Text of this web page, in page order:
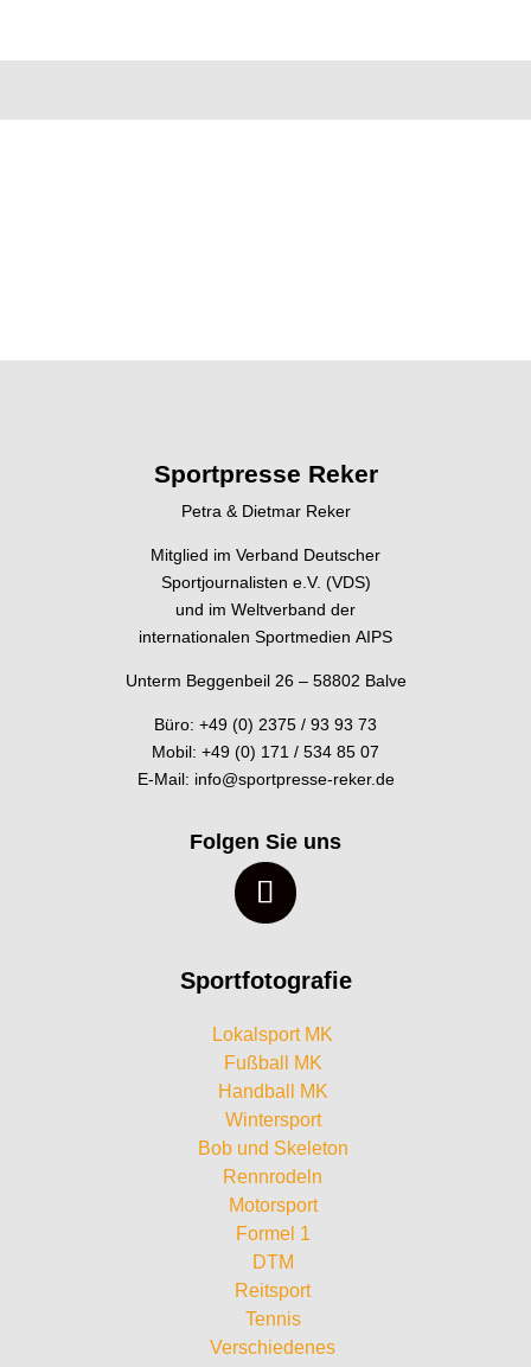
Sportpresse Reker
Petra & Dietmar Reker
Mitglied im Verband Deutscher
Sportjournalisten e.V. (VDS)
und im Weltverband der
internationalen Sportmedien AIPS
Unterm Beggenbeil 26 – 58802 Balve
Büro: +49 (0) 2375 / 93 93 73
Mobil: +49 (0) 171 / 534 85 07
E-Mail: info@sportpresse-reker.de
Folgen Sie uns
Sportfotografie
Lokalsport MK
Fußball MK
Handball MK
Wintersport
Bob und Skeleton
Rennrodeln
Motorsport
Formel 1
DTM
Reitsport
Tennis
Verschiedenes